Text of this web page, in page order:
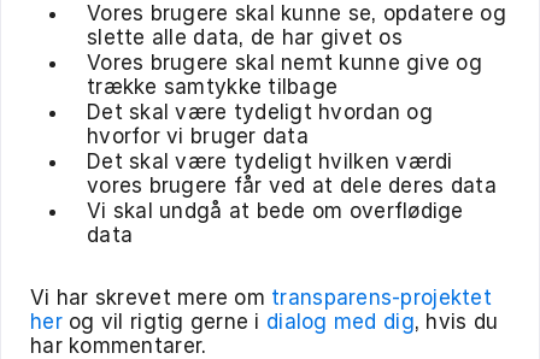
Vores brugere skal kunne se, opdatere og
slette alle data, de har givet os
Vores brugere skal nemt kunne give og
trække samtykke tilbage
Det skal være tydeligt hvordan og
hvorfor vi bruger data
Det skal være tydeligt hvilken værdi
vores brugere får ved at dele deres data
Vi skal undgå at bede om overflødige
data
Vi har skrevet mere om transparens-projektet
herog vil rigtig gerne i dialog med dig, hvis du
har kommentarer.